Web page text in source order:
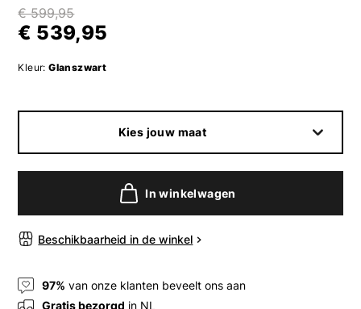
€ 599,95
€ 539,95
Kleur: Glanszwart
Kies jouw maat
In winkelwagen
Beschikbaarheid in de winkel
97% van onze klanten beveelt ons aan
Gratis bezorgd in NL